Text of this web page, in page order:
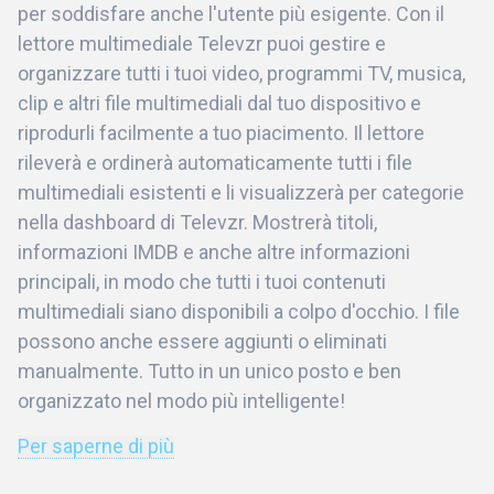
per soddisfare anche l'utente più esigente. Con il
lettore multimediale Televzr puoi gestire e
organizzare tutti i tuoi video, programmi TV, musica,
clip e altri file multimediali dal tuo dispositivo e
riprodurli facilmente a tuo piacimento. Il lettore
rileverà e ordinerà automaticamente tutti i file
multimediali esistenti e li visualizzerà per categorie
nella dashboard di Televzr. Mostrerà titoli,
informazioni IMDB e anche altre informazioni
principali, in modo che tutti i tuoi contenuti
multimediali siano disponibili a colpo d'occhio. I file
possono anche essere aggiunti o eliminati
manualmente. Tutto in un unico posto e ben
organizzato nel modo più intelligente!
Per saperne di più